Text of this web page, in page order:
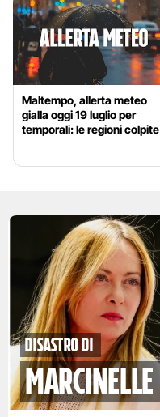
Maltempo, allerta meteo
gialla oggi 19 luglio per
temporali: le regioni colpite
disastro di
marcinelle